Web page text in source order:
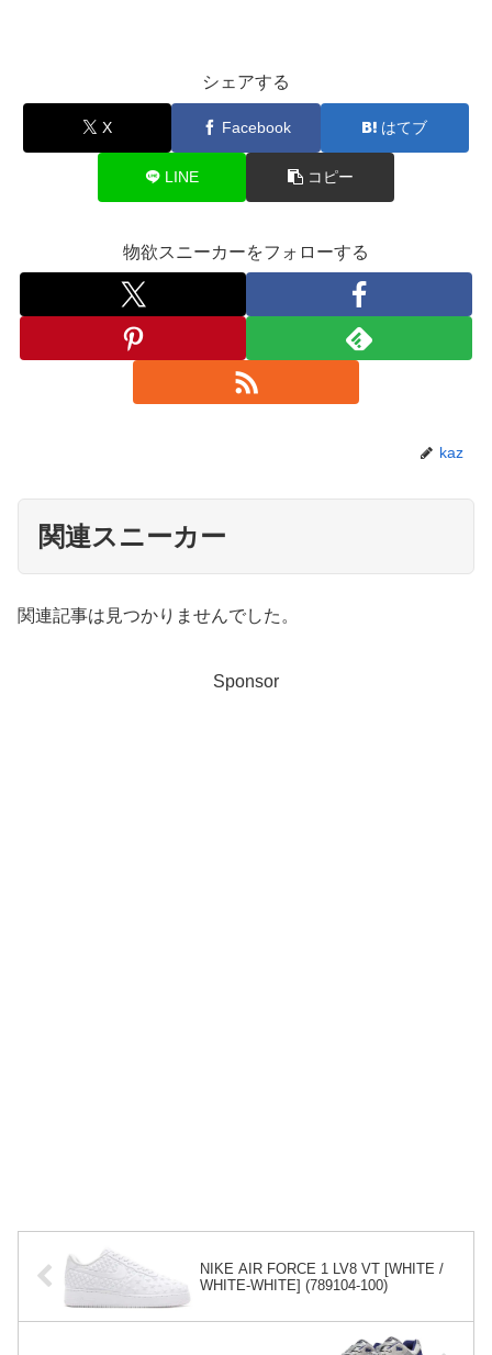
シェアする
X Facebook はてブ
LINE コピー
物欲スニーカーをフォローする
kaz
関連スニーカー
関連記事は見つかりませんでした。
Sponsor
NIKE AIR FORCE 1 LV8 VT [WHITE /
WHITE-WHITE] (789104-100)